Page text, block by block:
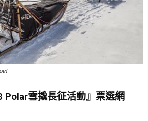
Polar雪撬長征活動』票選網